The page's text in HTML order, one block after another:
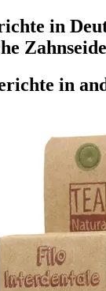
in
Zahnseide
in